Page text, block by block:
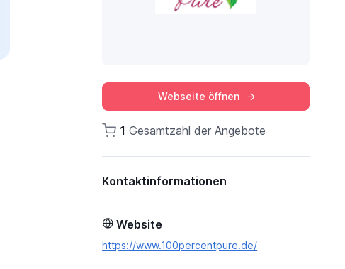
Webseite öffnen
1 Gesamtzahl der Angebote
Kontaktinformationen
Website
https://www.100percentpure.de/